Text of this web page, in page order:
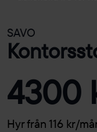
SAVO
4300
Hyr från 116 kr/